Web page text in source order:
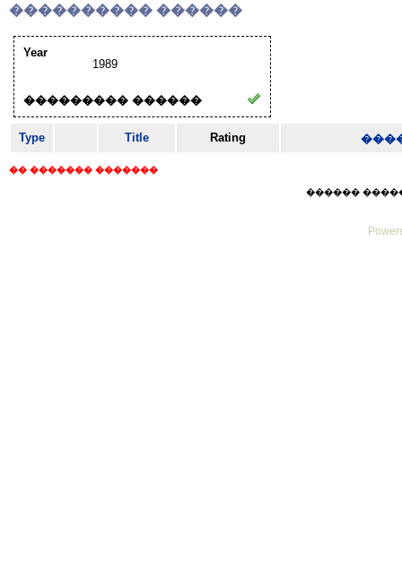
���������� ������
Year
1989
��������� ������
Type Title Rating
�� ������� �������
������ ������